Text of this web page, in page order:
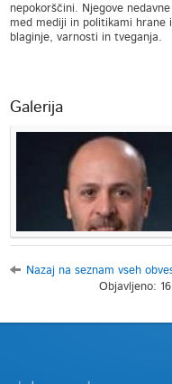
nepokorščini. Njegove
med mediji in politikami hrane
blaginje, varnosti in tveganja.
Galerija
Nazaj na seznam vseh
Objavljeno: